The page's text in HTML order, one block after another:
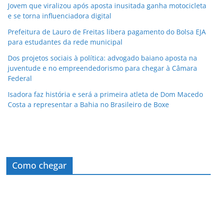
Jovem que viralizou após aposta inusitada ganha motocicleta
e se torna influenciadora digital
Prefeitura de Lauro de Freitas libera pagamento do Bolsa EJA
para estudantes da rede municipal
Dos projetos sociais à política: advogado baiano aposta na
juventude e no empreendedorismo para chegar à Câmara
Federal
Isadora faz história e será a primeira atleta de Dom Macedo
Costa a representar a Bahia no Brasileiro de Boxe
Como chegar